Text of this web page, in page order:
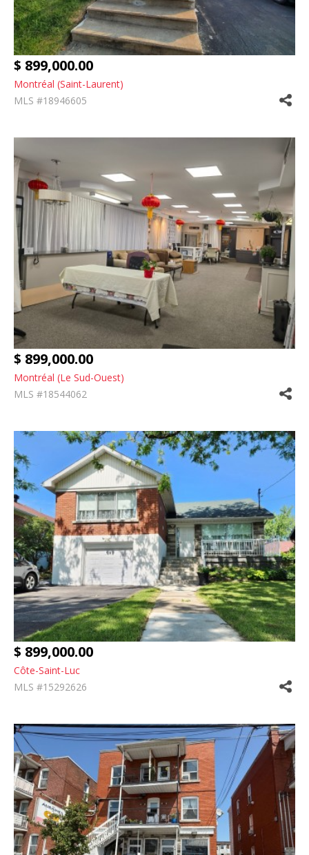
$ 899,000.00
Montréal (Saint-Laurent)
MLS #18946605
$ 899,000.00
Montréal (Le Sud-Ouest)
MLS #18544062
$ 899,000.00
Côte-Saint-Luc
MLS #15292626